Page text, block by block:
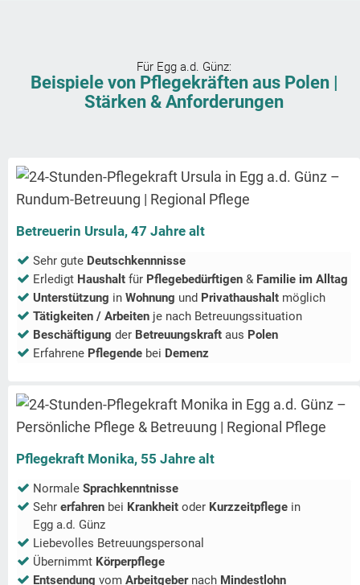
Für Egg a.d. Günz:
Beispiele von Pflegekräften aus Polen |
Stärken & Anforderungen
Betreuerin Ursula, 47 Jahre alt
Sehr gute Deutschkennnisse
Erledigt Haushalt für Pflegebedürftigen & Familie im Alltag
Unterstützung in Wohnung und Privathaushalt möglich
Tätigkeiten / Arbeiten je nach Betreuungssituation
Beschäftigung der Betreuungskraft aus Polen
Erfahrene Pflegende bei Demenz
Pflegekraft Monika, 55 Jahre alt
Normale Sprachkenntnisse
Sehr erfahren bei Krankheit oder Kurzzeitpflege in
Egg a.d. Günz
Liebevolles Betreuungspersonal
Übernimmt Körperpflege
Entsendung vom Arbeitgeber nach Mindestlohn